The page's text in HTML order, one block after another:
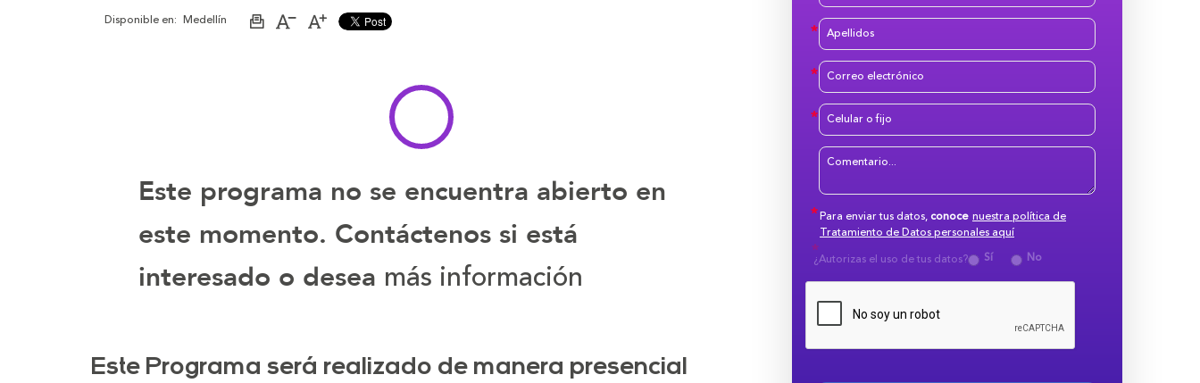
Disponible en: Medellín
ImprimirAumentarDisminuir
Este programa no se encuentra abierto en
este momento. Contáctenos si está
interesado o desea más información
Este Programa será realizado de manera presencial
Para enviar tus datos,conoce nuestra política de
Tratamiento de Datos personales aquí
¿Autorizas el uso de tus datos?
Sí No